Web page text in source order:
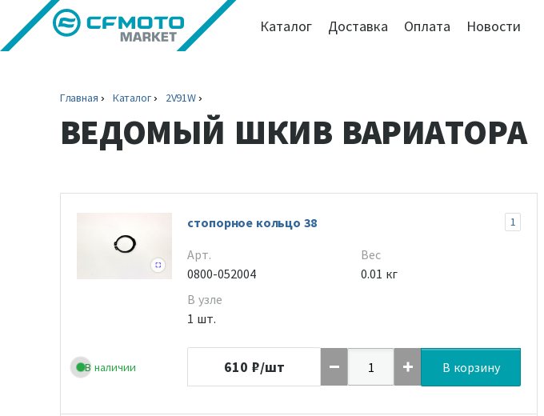
Каталог Доставка Оплата Новости
Главная Каталог 2V91W
ВЕДОМЫЙ ШКИВ ВАРИАТОРА
В наличии
стопорное кольцо 38 1
Арт.
0800-052004
В узле
1 шт.
Вес
0.01 кг
610 ₽/шт В корзину